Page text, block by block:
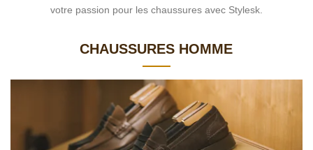
votre passion pour les chaussures avec Stylesk.
CHAUSSURES HOMME